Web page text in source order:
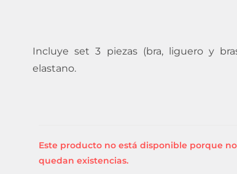
Incluye set 3 piezas (bra, liguero y
elastano.
Este producto no está disponible porque no
quedan existencias.